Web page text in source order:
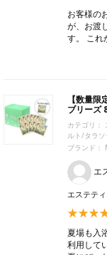
お客様の
が、お渡
す。 これ
【数量
ブリーズ
カテゴリ：
ルト/タラ
ブランド：
エ
エステテ
夏場も入
利用して